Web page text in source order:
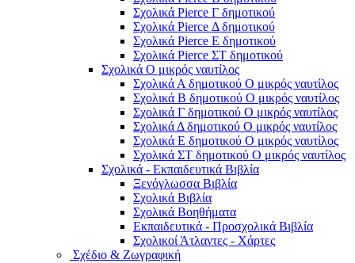
Σχολικά Pierce Γ δημοτικού
Σχολικά Pierce Δ δημοτικού
Σχολικά Pierce Ε δημοτικού
Σχολικά Pierce ΣΤ δημοτικού
Σχολικά Ο μικρός ναυτίλος
Σχολικά Α δημοτικού Ο μικρός ναυτίλος
Σχολικά Β δημοτικού Ο μικρός ναυτίλος
Σχολικά Γ δημοτικού Ο μικρός ναυτίλος
Σχολικά Δ δημοτικού Ο μικρός ναυτίλος
Σχολικά Ε δημοτικού Ο μικρός ναυτίλος
Σχολικά ΣΤ δημοτικού Ο μικρός ναυτίλος
Σχολικά - Εκπαιδευτικά Βιβλία
Ξενόγλωσσα Βιβλία
Σχολικά Βιβλία
Σχολικά Βοηθήματα
Εκπαιδευτικά - Προσχολικά Βιβλία
Σχολικοί Άτλαντες - Χάρτες
Σχέδιο & Ζωγραφική